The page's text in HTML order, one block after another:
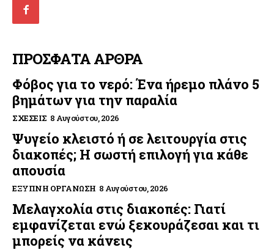
ΠΡΟΣΦΑΤΑ ΑΡΘΡΑ
Φόβος για το νερό: Ένα ήρεμο πλάνο 5
βημάτων για την παραλία
ΣΧΈΣΕΙΣ 8 Αυγούστου, 2026
Ψυγείο κλειστό ή σε λειτουργία στις
διακοπές; Η σωστή επιλογή για κάθε
απουσία
ΈΞΥΠΝΗ ΟΡΓΆΝΩΣΗ 8 Αυγούστου, 2026
Μελαγχολία στις διακοπές: Γιατί
εμφανίζεται ενώ ξεκουράζεσαι και τι
μπορείς να κάνεις